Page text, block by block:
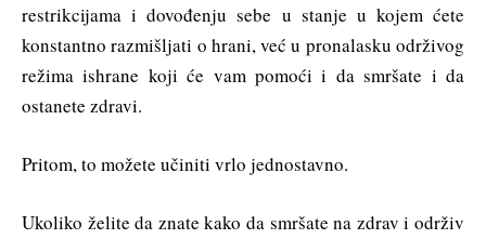
restrikcijama i dovođenju sebe u stanje u kojem ćete
konstantno razmišljati o hrani, već u pronalasku održivog
režima ishrane koji će vam pomoći i da smršate i da
ostanete zdravi.
Pritom, to možete učiniti vrlo jednostavno.
Ukoliko želite da znate kako da smršate na zdrav i održiv